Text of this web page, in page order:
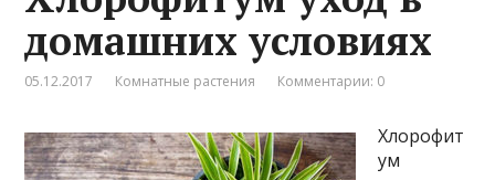
домашних условиях
05.12.2017 Комнатные растения Комментарии: 0
Хлорофит
ум